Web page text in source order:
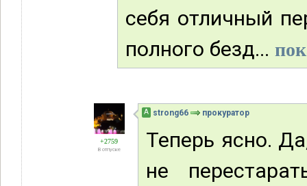
себя отличный
полного безд...
+2759
В отпуске
А strong66 прокуратор
Теперь ясно.
не